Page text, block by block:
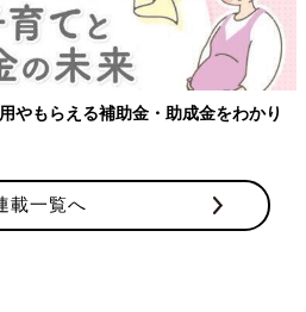
やもらえる補助金・助成金をわかり
載一覧へ